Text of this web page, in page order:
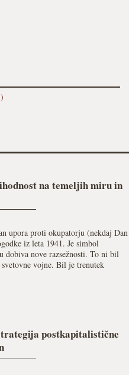
na temeljih miru in
upora proti okupatorju (nekdaj Dan
iz leta 1941. Je simbol
dobiva nove razsežnosti. To ni bil
vojne. Bil je trenutek
postkapitalistične